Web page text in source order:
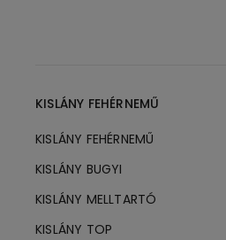
KISLÁNY FEHÉRNEMŰ
KISLÁNY FEHÉRNEMŰ
KISLÁNY BUGYI
KISLÁNY MELLTARTÓ
KISLÁNY TOP